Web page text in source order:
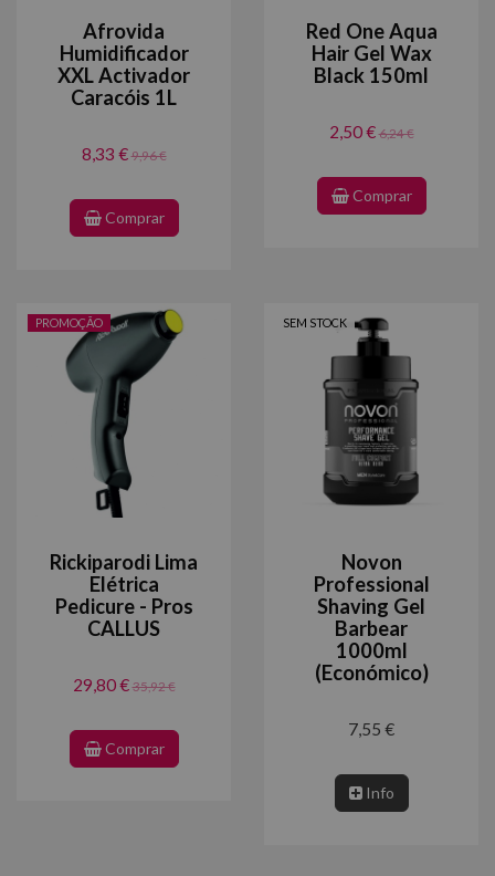
Afrovida
Humidificador
XXL Activador
Caracóis 1L
8,33 €9,96 €
Comprar
Red One Aqua
Hair Gel Wax
Black 150ml
2,50 €6,24 €
Comprar
PROMOÇÃO
Rickiparodi Lima
Elétrica
Pedicure - Pros
CALLUS
29,80 €35,92 €
Comprar
SEM STOCK
Novon
Professional
Shaving Gel
Barbear
1000ml
(Económico)
7,55 €
Info